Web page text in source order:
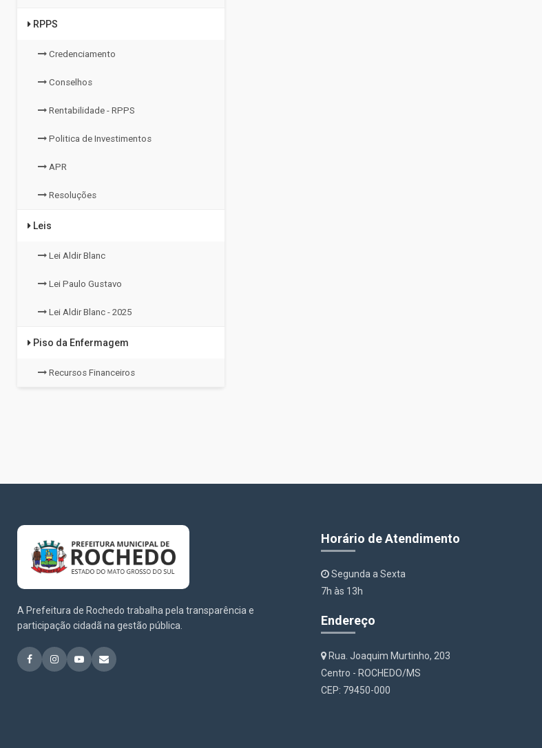
RPPS
Credenciamento
Conselhos
Rentabilidade - RPPS
Politica de Investimentos
APR
Resoluções
Leis
Lei Aldir Blanc
Lei Paulo Gustavo
Lei Aldir Blanc - 2025
Piso da Enfermagem
Recursos Financeiros
A Prefeitura de Rochedo trabalha pela transparência e
participação cidadã na gestão pública.
Horário de Atendimento
Segunda a Sexta
7h às 13h
Endereço
Rua. Joaquim Murtinho, 203
Centro - ROCHEDO/MS
CEP: 79450-000